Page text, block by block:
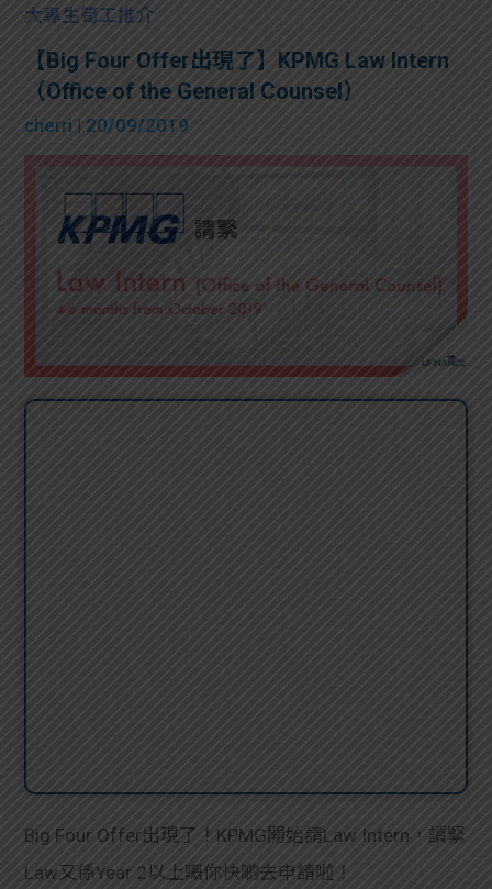
大專生筍工推介
【Big Four Offer出現了】KPMG Law Intern
（Office of the General Counsel）
cherri | 20/09/2019
Big Four Offer出現了！KPMG開始請Law Intern，讀緊
Law又係Year 2以上嘅你快啲去申請啦！